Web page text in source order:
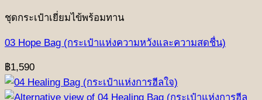
ชุดกระเป๋าเยี่ยมไข้พร้อมทาน
03 Hope Bag (กระเป๋าแห่งความหวังและความสดชื่น)
฿1,590